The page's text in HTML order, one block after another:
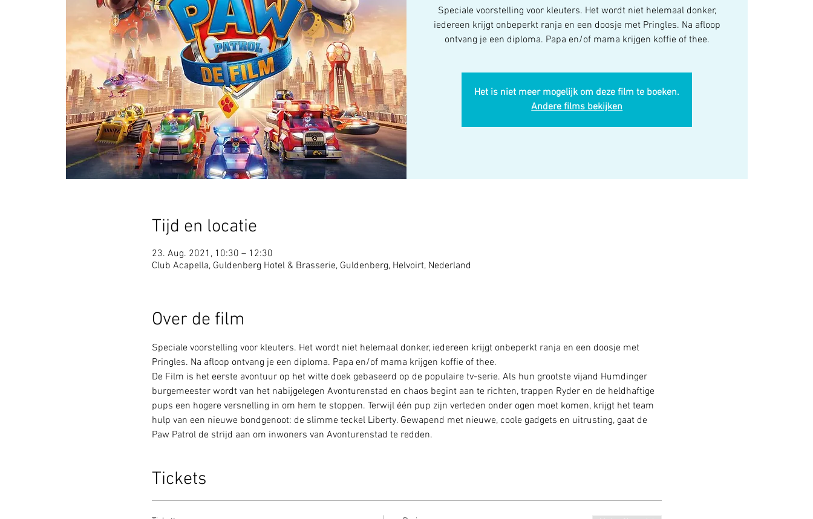
Speciale voorstelling voor kleuters. Het wordt niet helemaal donker,
iedereen krijgt onbeperkt ranja en een doosje met Pringles. Na afloop
ontvang je een diploma. Papa en/of mama krijgen koffie of thee.
Het is niet meer mogelijk om deze film te boeken.
Andere films bekijken
Tijd en locatie
23. Aug. 2021, 10:30 – 12:30
Club Acapella, Guldenberg Hotel & Brasserie, Guldenberg, Helvoirt, Nederland
Over de film
Speciale voorstelling voor kleuters. Het wordt niet helemaal donker, iedereen krijgt onbeperkt ranja en een doosje met
Pringles. Na afloop ontvang je een diploma. Papa en/of mama krijgen koffie of thee.
De Film is het eerste avontuur op het witte doek gebaseerd op de populaire tv-serie. Als hun grootste vijand Humdinger
burgemeester wordt van het nabijgelegen Avonturenstad en chaos begint aan te richten, trappen Ryder en de heldhaftige
pups een hogere versnelling in om hem te stoppen. Terwijl één pup zijn verleden onder ogen moet komen, krijgt het team
hulp van een nieuwe bondgenoot: de slimme teckel Liberty. Gewapend met nieuwe, coole gadgets en uitrusting, gaat de
Paw Patrol de strijd aan om inwoners van Avonturenstad te redden.
Tickets